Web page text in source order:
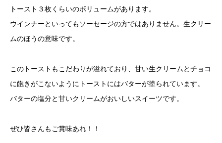
トースト３枚くらいのボリュームがあります。
ウインナーといってもソーセージの方ではありません。生クリー
ムのほうの意味です。
このトーストもこだわりが溢れており、甘い生クリームとチョコ
に飽きがこないようにトーストにはバターが塗られています。
バターの塩分と甘いクリームがおいしいスイーツです。
ぜひ皆さんもご賞味あれ！！